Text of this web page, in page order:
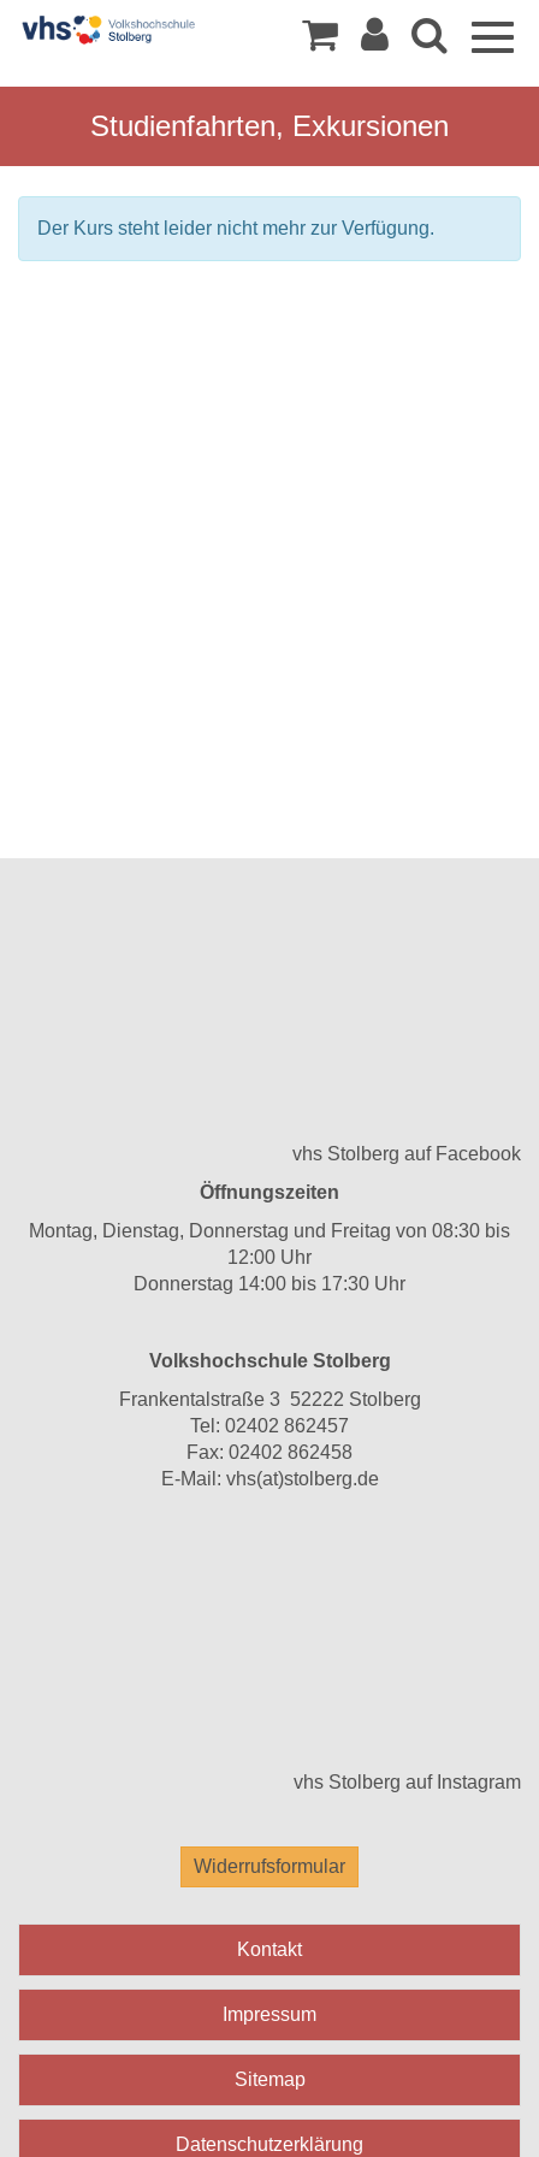
Studienfahrten, Exkursionen
Der Kurs steht leider nicht mehr zur Verfügung.
vhs Stolberg auf Facebook
Öffnungszeiten
Montag, Dienstag, Donnerstag und Freitag von 08:30 bis
12:00 Uhr
Donnerstag 14:00 bis 17:30 Uhr
Volkshochschule Stolberg
Frankentalstraße 3 52222 Stolberg
Tel: 02402 862457
Fax: 02402 862458
E-Mail: vhs(at)stolberg.de
vhs Stolberg auf Instagram
Widerrufsformular
Kontakt
Impressum
Sitemap
Datenschutzerklärung